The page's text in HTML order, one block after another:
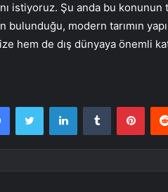
istiyoruz. Şu anda bu konunun
bulunduğu, modern tarımın
hem de dış dünyaya önemli
FacebookTwitter LinkedInTumblr